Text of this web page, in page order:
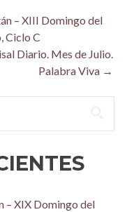
– XIII Domingo del
Ciclo C
Diario. Mes de Julio.
Palabra Viva →
– XIX Domingo del